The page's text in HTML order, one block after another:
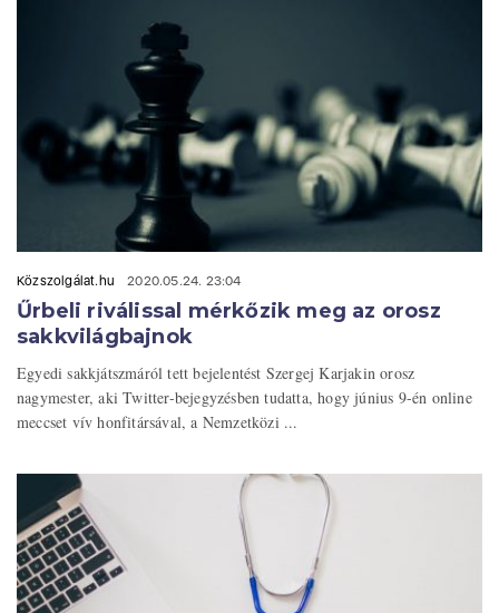
Közszolgálat.hu 2020.05.24. 23:04
Űrbeli riválissal mérkőzik meg az orosz
sakkvilágbajnok
Egyedi sakkjátszmáról tett bejelentést Szergej Karjakin orosz
nagymester, aki Twitter-bejegyzésben tudatta, hogy június 9-én online
meccset vív honfitársával, a Nemzetközi ...